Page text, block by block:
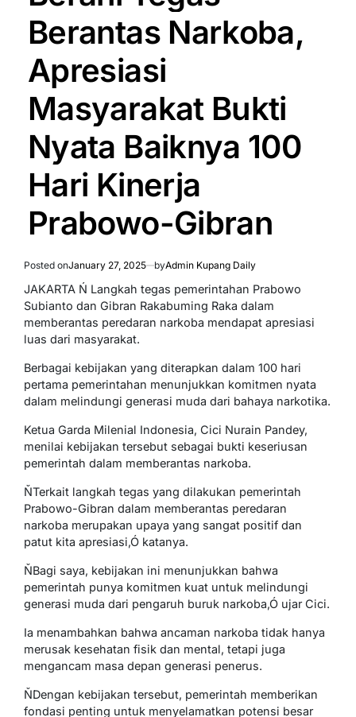
Berantas Narkoba,
Apresiasi
Masyarakat Bukti
Nyata Baiknya 100
Hari Kinerja
Prabowo-Gibran
Posted onJanuary 27, 2025 byAdmin Kupang Daily
JAKARTA Ń Langkah tegas pemerintahan Prabowo
Subianto dan Gibran Rakabuming Raka dalam
memberantas peredaran narkoba mendapat apresiasi
luas dari masyarakat.
Berbagai kebijakan yang diterapkan dalam 100 hari
pertama pemerintahan menunjukkan komitmen nyata
dalam melindungi generasi muda dari bahaya narkotika.
Ketua Garda Milenial Indonesia, Cici Nurain Pandey,
menilai kebijakan tersebut sebagai bukti keseriusan
pemerintah dalam memberantas narkoba.
ŇTerkait langkah tegas yang dilakukan pemerintah
Prabowo-Gibran dalam memberantas peredaran
narkoba merupakan upaya yang sangat positif dan
patut kita apresiasi,Ó katanya.
ŇBagi saya, kebijakan ini menunjukkan bahwa
pemerintah punya komitmen kuat untuk melindungi
generasi muda dari pengaruh buruk narkoba,Ó ujar Cici.
Ia menambahkan bahwa ancaman narkoba tidak hanya
merusak kesehatan fisik dan mental, tetapi juga
mengancam masa depan generasi penerus.
ŇDengan kebijakan tersebut, pemerintah memberikan
fondasi penting untuk menyelamatkan potensi besar